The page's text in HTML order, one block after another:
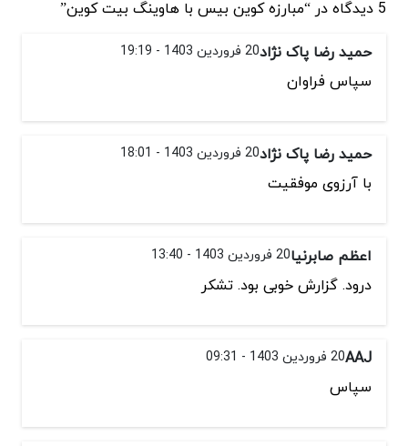
5 دیدگاه در “مبارزه کوین بیس با هاوینگ بیت کوین”
حمید رضا پاک نژاد20 فروردین 1403 - 19:19
سپاس فراوان
حمید رضا پاک نژاد20 فروردین 1403 - 18:01
با آرزوی موفقیت
اعظم صابرنیا20 فروردین 1403 - 13:40
درود. گزارش خوبی بود. تشکر
AAJ20 فروردین 1403 - 09:31
سپاس